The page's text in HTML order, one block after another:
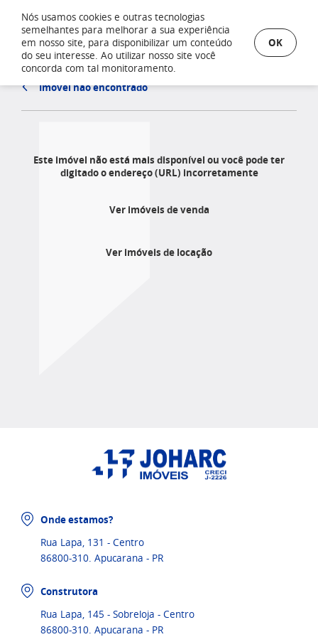
Imóvel não encontrado
Este imóvel não está mais disponível ou você pode ter
digitado o endereço (URL) incorretamente
Ver imóveis de venda
Ver imóveis de locação
Onde estamos?
Rua Lapa, 131 - Centro
86800-310. Apucarana - PR
Construtora
Rua Lapa, 145 - Sobreloja - Centro
86800-310. Apucarana - PR
Nós usamos cookies e outras tecnologias
semelhantes para melhorar a sua experiência
em nosso site, para disponibilizar um conteúdo
do seu interesse. Ao utilizar nosso site você
concorda com tal monitoramento.
OK